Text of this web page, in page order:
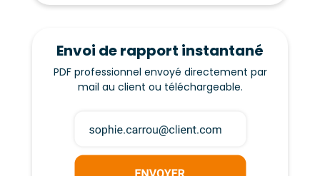
Envoi de rapport instantané
PDF professionnel envoyé directement par
mail au client ou téléchargeable.